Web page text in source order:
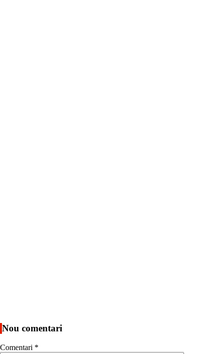
Nou comentari
Comentari *